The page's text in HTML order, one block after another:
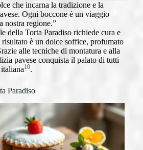
che incarna la tradizione e la
Ogni boccone è un viaggio
nostra regione.”
della Torta Paradiso richiede cura e
è un dolce soffice, profumato
alle tecniche di montatura e alla
pavese conquista il palato di tutti
10.
Paradiso